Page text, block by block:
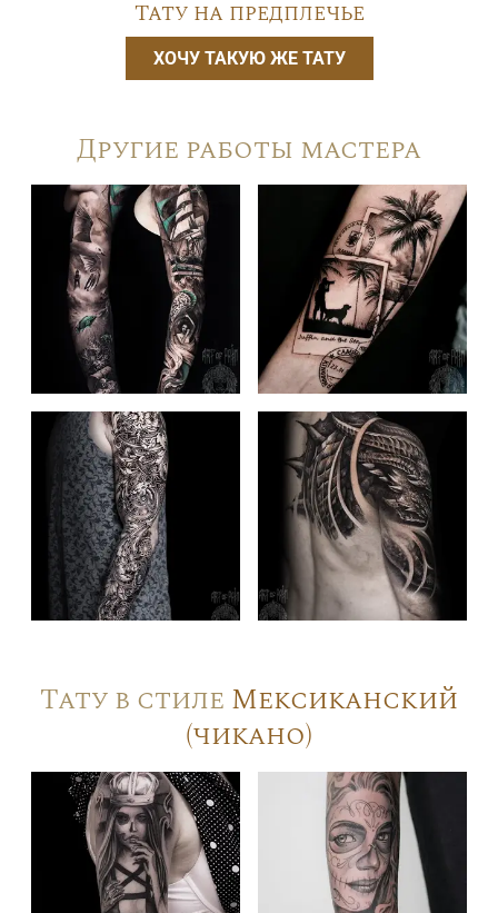
Тату на предплечье
ХОЧУ ТАКУЮ ЖЕ ТАТУ
Другие работы мастера
Тату в стиле Мексиканский
(чикано)